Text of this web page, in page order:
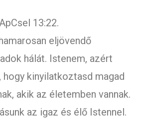
13:22.
eljövendő
hálát. Istenem, azért
kinyilatkoztasd magad
akik az életemben vannak.
az igaz és élő Istennel.